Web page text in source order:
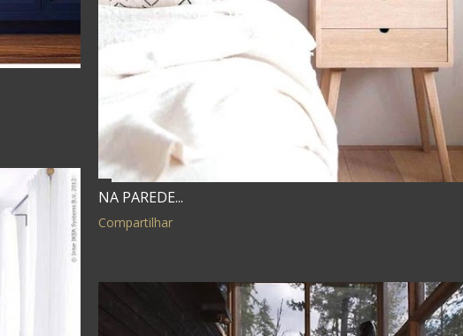
NA PAREDE...
Compartilhar